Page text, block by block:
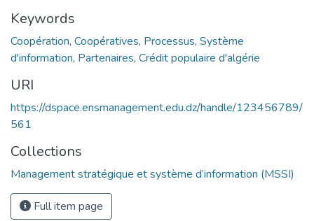
Keywords
Coopération, Coopératives, Processus, Système
d'information, Partenaires, Crédit populaire d'algérie
URI
https://dspace.ensmanagement.edu.dz/handle/123456789/
561
Collections
Management stratégique et système d’information (MSSI)
Full item page